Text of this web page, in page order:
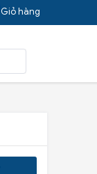
Giỏ hàng